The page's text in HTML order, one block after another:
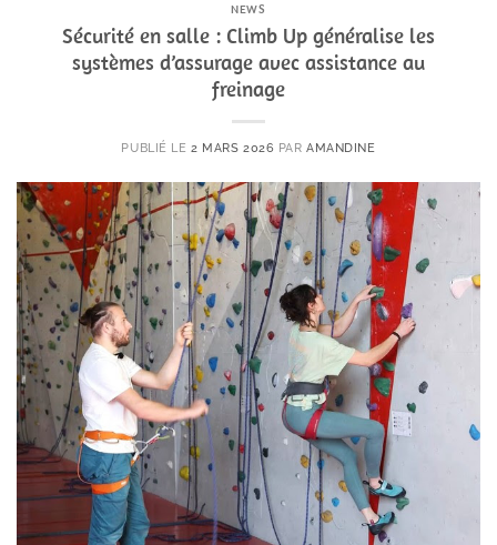
NEWS
Sécurité en salle : Climb Up généralise les
systèmes d’assurage avec assistance au
freinage
PUBLIÉ LE2 MARS 2026 PARAMANDINE